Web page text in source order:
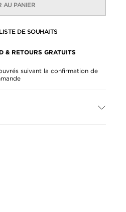
AU PANIER
DE SOUHAITS
& RETOURS GRATUITS
suivant la confirmation de